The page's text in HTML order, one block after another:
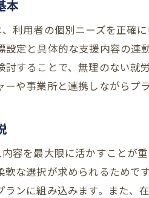
泉南郡田尻町でも安心のケア
居宅介護支援事業所の特徴
パソコン作業を希望する場合
地域の支援サービスで暮ら
支援B型事業所の比較で見る
依頼時に確認したいケアマ
本
利用者の個別ニーズを正確
定と具体的な支援内容の
することで、無理のない
や事業所と連携しながらプ
容を最大限に活かすことが
な選択が求められるため
ンに組み込みます。また